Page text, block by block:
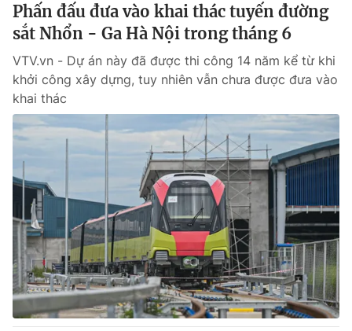
Phấn đấu đưa vào khai thác tuyến đường
sắt Nhổn - Ga Hà Nội trong tháng 6
VTV.vn - Dự án này đã được thi công 14 năm kể từ khi
khởi công xây dựng, tuy nhiên vẫn chưa được đưa vào
khai thác